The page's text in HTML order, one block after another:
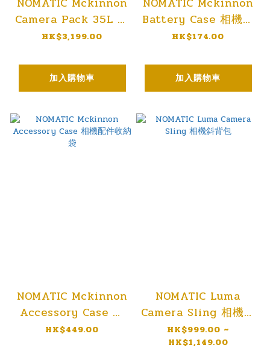
Camera Pack 35L 相
機背包
HK$3,199.00
加入購物車
Battery Case 相機電
池袋
HK$174.00
加入購物車
NOMATIC Mckinnon
Accessory Case 相
機配件收納袋
HK$449.00
NOMATIC Luma
Camera Sling 相機斜
背包
HK$999.00 ~
HK$1,149.00